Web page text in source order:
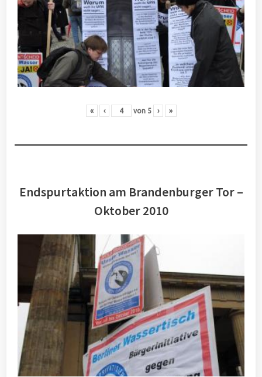
« ‹ von 5 › »
Endspurtaktion am Brandenburger Tor –
Oktober 2010